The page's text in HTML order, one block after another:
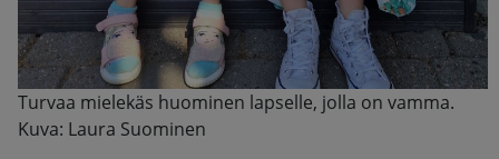
Turvaa mielekäs huominen lapselle, jolla on vamma.
Kuva: Laura Suominen